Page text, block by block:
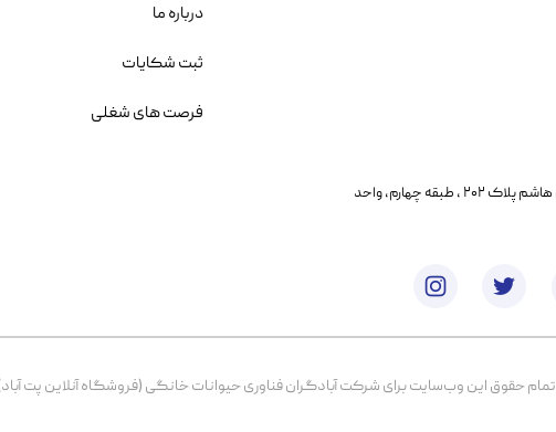
​​بزرگراه شهید سلیمانی، خیابان بنی هاشم پلاک ۲۰۲ ، طبقه چهارم، واحد
تمام حقوق اين وب‌سايت برای شرکت آبادگران فناوری حیوانات خانگی (فروشگاه آنلاین پت آباد) محفوظ
درباره ما
ثبت شکایات
فرصت های شغلی